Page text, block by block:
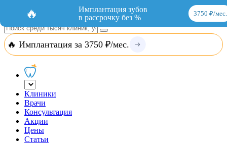
Добавить организациюВход
🔥 Имплантация за 3750 ₽/мес.
Клиники
Врачи
Консультация
Акции
Цены
Статьи
🔥
Имплантация зубов
в рассрочку без %
3750 ₽/мес.